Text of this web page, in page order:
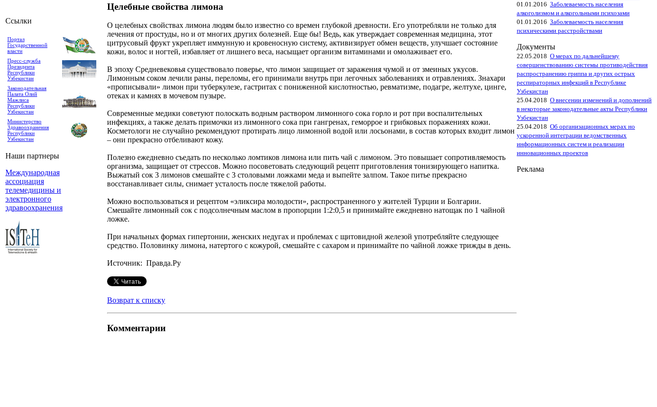
Ссылки
Портал
Государственной
власти
Пресс-служба
Президента
Республики
Узбекистан
Законодательная
Палата Олий
Мажлиса
Республики
Узбекистан
Министерство
Здравоохранения
Республики
Узбекистан
Наши партнеры
Международная
ассоциация
телемедицины и
электронного
здравоохранения
Целебные свойства лимона
О целебных свойствах лимона людям было известно со времен глубокой древности. Его употребляли не только для
лечения от простуды, но и от многих других болезней. Еще бы! Ведь, как утверждает современная медицина, этот
цитрусовый фрукт укрепляет иммунную и кровеносную систему, активизирует обмен веществ, улучшает состояние
кожи, волос и ногтей, избавляет от лишнего веса, насыщает организм витаминами и омолаживает его.
В эпоху Средневековья существовало поверье, что лимон защищает от заражения чумой и от змеиных укусов.
Лимонным соком лечили раны, переломы, его принимали внутрь при легочных заболеваниях и отравлениях. Знахари
«прописывали» лимон при туберкулезе, гастритах с пониженной кислотностью, ревматизме, подагре, желтухе, цинге,
отеках и камнях в мочевом пузыре.
Современные медики советуют полоскать водным раствором лимонного сока горло и рот при воспалительных
инфекциях, а также делать примочки из лимонного сока при гангренах, геморрое и грибковых поражениях кожи.
Косметологи не случайно рекомендуют протирать лицо лимонной водой или лосьонами, в состав которых входит лимон
– они прекрасно отбеливают кожу.
Полезно ежедневно съедать по несколько ломтиков лимона или пить чай с лимоном. Это повышает сопротивляемость
организма, защищает от стрессов. Можно посоветовать следующий рецепт приготовления тонизирующего напитка.
Выжатый сок 3 лимонов смешайте с 3 столовыми ложками меда и выпейте залпом. Такое питье прекрасно
восстанавливает силы, снимает усталость после тяжелой работы.
Можно воспользоваться и рецептом «эликсира молодости», распространенного у жителей Турции и Болгарии.
Смешайте лимонный сок с подсолнечным маслом в пропорции 1:2:0,5 и принимайте ежедневно натощак по 1 чайной
ложке.
При начальных формах гипертонии, женских недугах и проблемах с щитовидной железой употребляйте следующее
средство. Половинку лимона, натертого с кожурой, смешайте с сахаром и принимайте по чайной ложке трижды в день.
Источник: Правда.Ру
Возврат к списку
Комментарии
01.01.2016 Заболеваемость населения
алкоголизмом и алкогольными психозами
01.01.2016 Заболеваемость населения
психическими расстройствами
Документы
22.05.2018 О мерах по дальнейшему
совершенствованию системы противодействия
распространению гриппа и других острых
респираторных инфекций в Республике
Узбекистан
25.04.2018 О внесении изменений и дополнений
в некоторые законодательные акты Республики
Узбекистан
25.04.2018 Об организационных мерах но
ускоренной интеграции ведомственных
информационных систем и реализации
инновационных проектов
Реклама